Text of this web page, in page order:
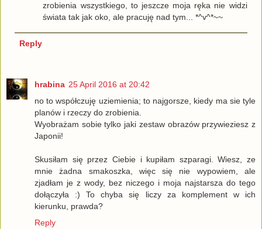
zrobienia wszystkiego, to jeszcze moja ręka nie widzi
świata tak jak oko, ale pracuję nad tym... *^v^*~~
Reply
hrabina 25 April 2016 at 20:42
no to współczuję uziemienia; to najgorsze, kiedy ma sie tyle
planów i rzeczy do zrobienia.
Wyobrażam sobie tylko jaki zestaw obrazów przywieziesz z
Japonii!
Skusiłam się przez Ciebie i kupiłam szparagi. Wiesz, ze
mnie żadna smakoszka, więc się nie wypowiem, ale
zjadłam je z wody, bez niczego i moja najstarsza do tego
dołączyła :) To chyba się liczy za komplement w ich
kierunku, prawda?
Reply